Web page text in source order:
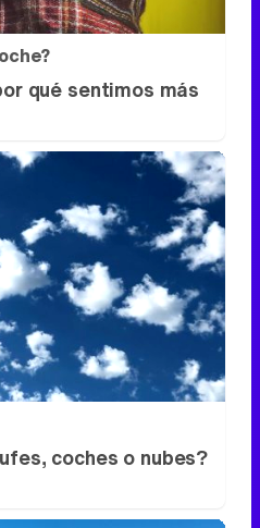
coches o nubes?